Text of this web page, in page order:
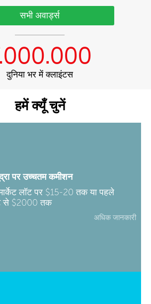
सभी अवार्ड्स
दुनिया भर में क्लाइंटस
हमें क्यूँ चुनें
पर उच्चतम कमीशन
लॉट पर $15-20 तक या पहले
से $2000 तक
अधिक जानकारी